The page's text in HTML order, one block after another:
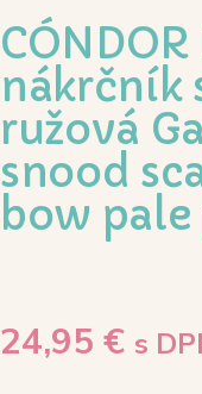
nákrčník
ružová
snood
bow
24,95 € s